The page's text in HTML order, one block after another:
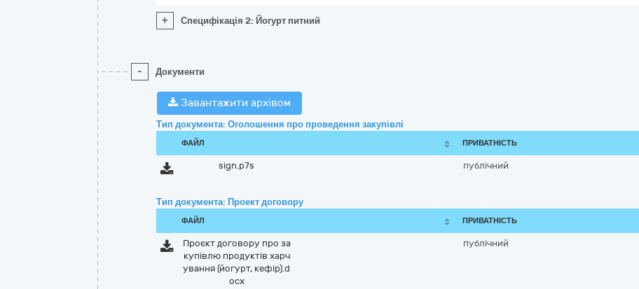
+ Специфікація 2: Йогурт питний
- Документи
Завантажити архівом
Тип документа: Оголошення про проведення закупівлі
ФАЙЛ ПРИВАТНІСТЬ
sign.p7s публічний
Тип документа: Проект договору
ФАЙЛ ПРИВАТНІСТЬ
Проєкт договору про за
купівлю продуктів харч
ування (йогурт, кефір).d
ocx
публічний